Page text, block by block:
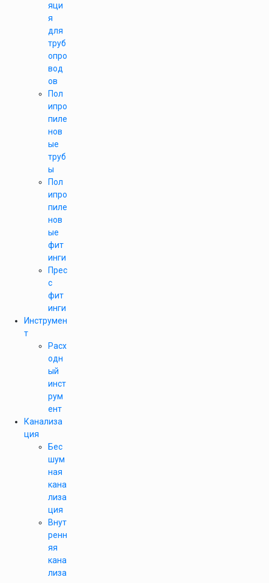
яци
я
для
труб
опро
вод
ов
Пол
ипро
пиле
нов
ые
труб
ы
Пол
ипро
пиле
нов
ые
фит
инги
Прес
с
фит
инги
Инструмен
т
Расх
одн
ый
инст
рум
ент
Канализа
ция
Бес
шум
ная
кана
лиза
ция
Внут
ренн
яя
кана
лиза